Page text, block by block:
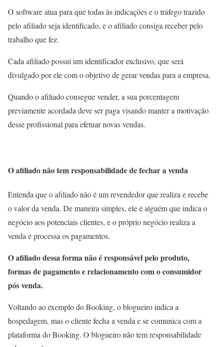
O software atua para que todas às indicações e o tráfego trazido
pelo afiliado seja identificado, e o afiliado consiga receber pelo
trabalho que fez.
Cada afiliado possui um identificador exclusivo, que será
divulgado por ele com o objetivo de gerar vendas para a empresa.
Quando o afiliado consegue vender, a sua porcentagem
previamente acordada deve ser paga visando manter a motivação
desse profissional para efetuar novas vendas.
O afiliado não tem responsabilidade de fechar a venda
Entenda que o afiliado não é um revendedor que realiza e recebe
o valor da venda. De maneira simples, ele é alguém que indica o
negócio aos potenciais clientes, e o próprio negócio realiza a
venda e processa os pagamentos.
O afiliado dessa forma não é responsável pelo produto,
formas de pagamento e relacionamento com o consumidor
pós venda.
Voltando ao exemplo do Booking, o blogueiro indica a
hospedagem, mas o cliente fecha a venda e se comunica com a
plataforma do Booking. O blogueiro não tem responsabilidade